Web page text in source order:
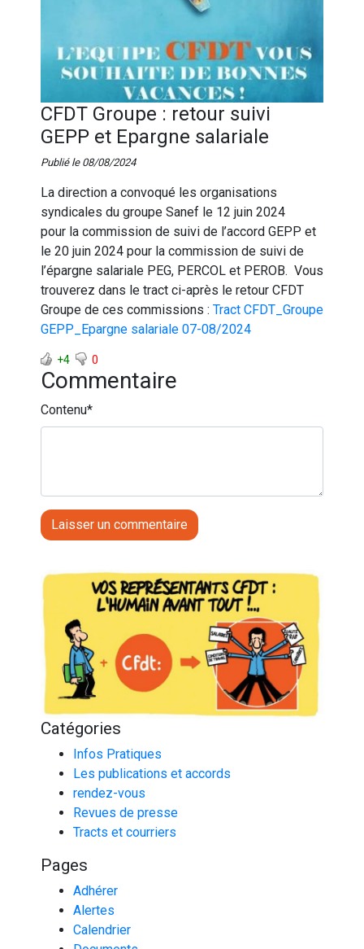
CFDT Groupe : retour suivi
GEPP et Epargne salariale
Publié le 08/08/2024
La direction a convoqué les organisations
syndicales du groupe Sanef le 12 juin 2024
pour la commission de suivi de l’accord GEPP et
le 20 juin 2024 pour la commission de suivi de
l’épargne salariale PEG, PERCOL et PEROB. Vous
trouverez dans le tract ci-après le retour CFDT
Groupe de ces commissions : Tract CFDT_Groupe
GEPP_Epargne salariale 07-08/2024
+4 0
Commentaire
Contenu*
Catégories
Infos Pratiques
Les publications et accords
rendez-vous
Revues de presse
Tracts et courriers
Pages
Adhérer
Alertes
Calendrier